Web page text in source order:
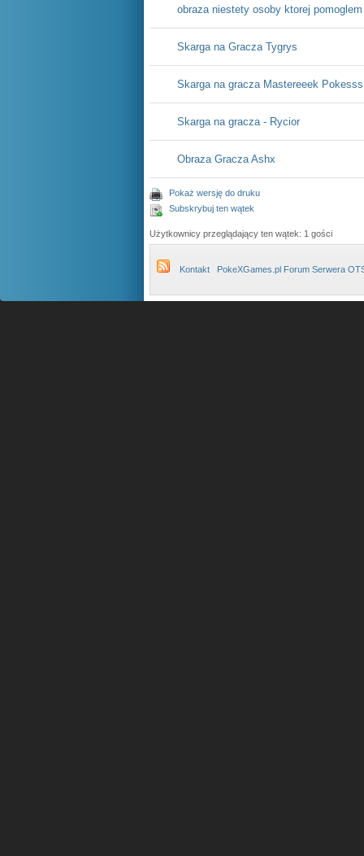
obraza niestety osoby ktorej pomoglem
Skarga na Gracza Tygrys
Skarga na gracza Mastereeek Pokesss
Skarga na gracza - Rycior
Obraza Gracza Ashx
Pokaż wersję do druku
Subskrybuj ten wątek
Użytkownicy przeglądający ten wątek: 1 gości
Kontakt PokeXGames.pl Forum Serwera